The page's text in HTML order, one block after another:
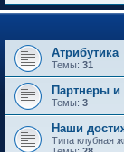
Атрибутика
Темы: 31
Партнеры и
Темы: 3
Наши
Типа клубная